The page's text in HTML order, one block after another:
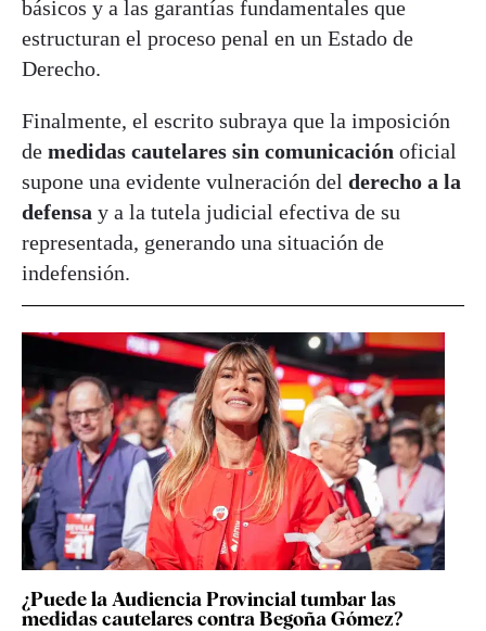
básicos y a las garantías fundamentales que
estructuran el proceso penal en un Estado de
Derecho.
Finalmente, el escrito subraya que la imposición
de medidas cautelares sin comunicación oficial
supone una evidente vulneración del derecho a la
defensa y a la tutela judicial efectiva de su
representada, generando una situación de
indefensión.
¿Puede la Audiencia Provincial tumbar las
medidas cautelares contra Begoña Gómez?